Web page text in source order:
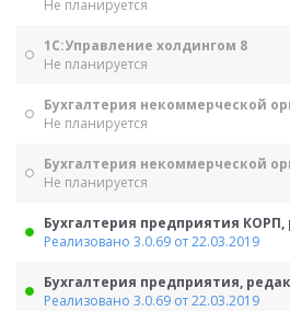
Не планируется
1С:Управление холдингом 8
Не планируется
Бухгалтерия некоммерческой
Не планируется
Бухгалтерия некоммерческой
Не планируется
Бухгалтерия предприятия КОРП,
Реализовано 3.0.69 от 22.03.2019
Бухгалтерия предприятия,
Реализовано 3.0.69 от 22.03.2019